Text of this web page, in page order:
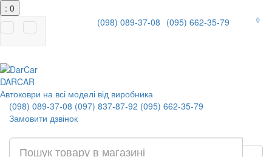
: 0
(098) 089-37-08 (095) 662-35-79 0
DARCAR
Автоковри на всі моделі від виробника
(098) 089-37-08 (097) 837-87-92 (095) 662-35-79
Замовити дзвінок